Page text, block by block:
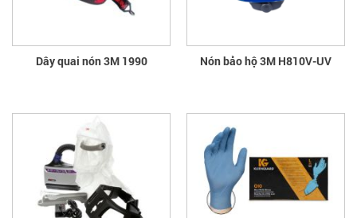
Dây quai nón 3M 1990 Nón bảo hộ 3M H810V-UV